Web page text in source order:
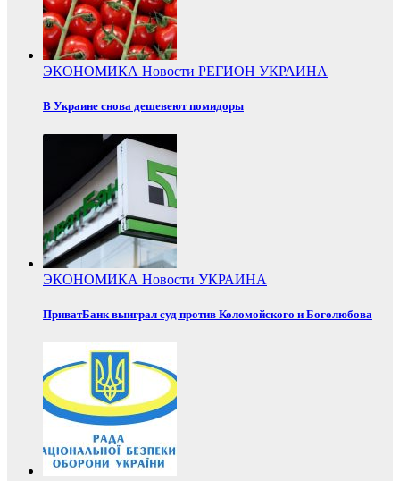
ЭКОНОМИКА Новости РЕГИОН УКРАИНА
В Украине снова дешевеют помидоры
ЭКОНОМИКА Новости УКРАИНА
ПриватБанк выиграл суд против Коломойского и Боголюбова